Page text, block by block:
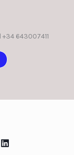
643007411